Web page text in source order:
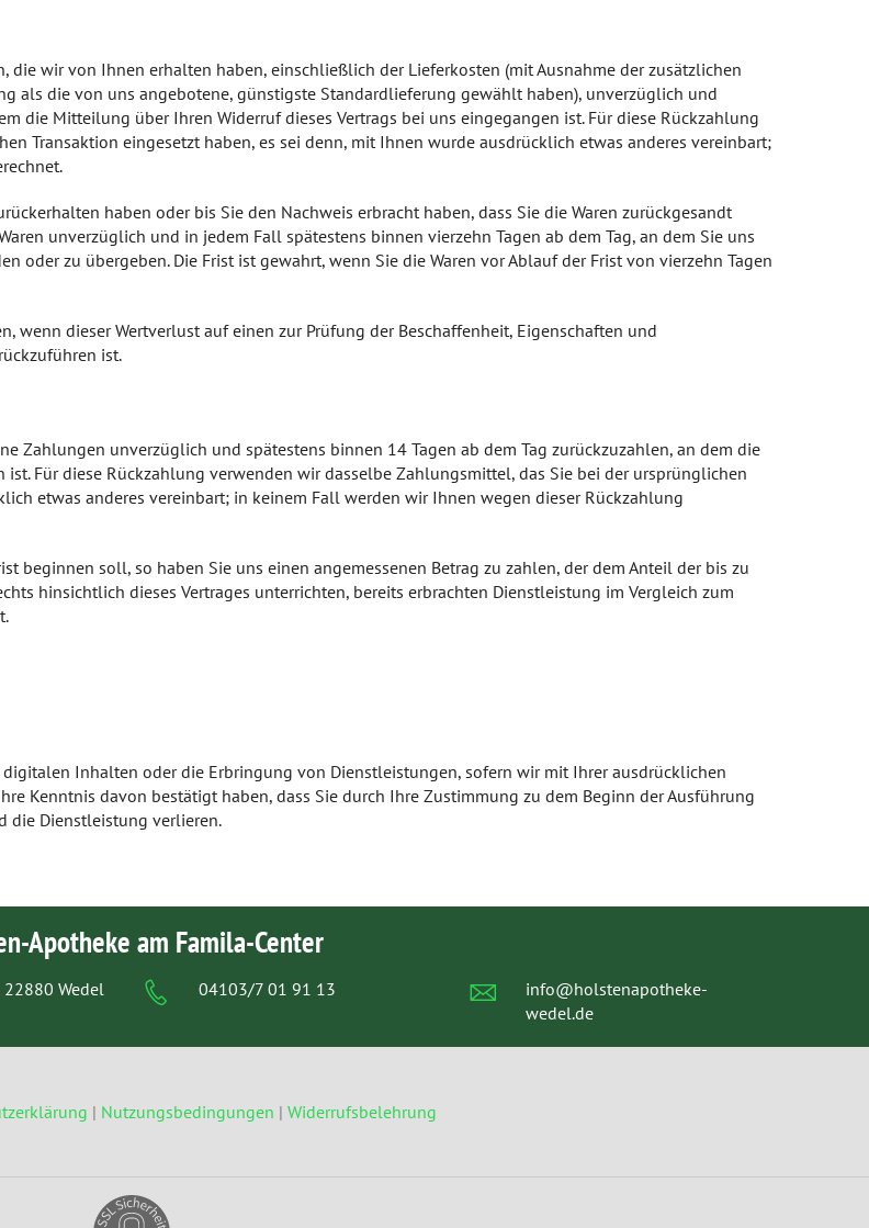
wir von Ihnen erhalten haben, einschließlich der Lieferkosten (mit Ausnahme der zusätzlichen
als die von uns angebotene, günstigste Standardlieferung gewählt haben), unverzüglich und
die Mitteilung über Ihren Widerruf dieses Vertrags bei uns eingegangen ist. Für diese Rückzahlung
Transaktion eingesetzt haben, es sei denn, mit Ihnen wurde ausdrücklich etwas anderes vereinbart;
haben oder bis Sie den Nachweis erbracht haben, dass Sie die Waren zurückgesandt
unverzüglich und in jedem Fall spätestens binnen vierzehn Tagen ab dem Tag, an dem Sie uns
oder zu übergeben. Die Frist ist gewahrt, wenn Sie die Waren vor Ablauf der Frist von vierzehn Tagen
wenn dieser Wertverlust auf einen zur Prüfung der Beschaffenheit, Eigenschaften und
ist.
Zahlungen unverzüglich und spätestens binnen 14 Tagen ab dem Tag zurückzuzahlen, an dem die
Für diese Rückzahlung verwenden wir dasselbe Zahlungsmittel, das Sie bei der ursprünglichen
etwas anderes vereinbart; in keinem Fall werden wir Ihnen wegen dieser Rückzahlung
beginnen soll, so haben Sie uns einen angemessenen Betrag zu zahlen, der dem Anteil der bis zu
hinsichtlich dieses Vertrages unterrichten, bereits erbrachten Dienstleistung im Vergleich zum
Inhalten oder die Erbringung von Dienstleistungen, sofern wir mit Ihrer ausdrücklichen
Kenntnis davon bestätigt haben, dass Sie durch Ihre Zustimmung zu dem Beginn der Ausführung
die Dienstleistung verlieren.
Apotheke am Famila-Center
22880 Wedel 04103/7 01 91 13
info@holstenapotheke-
wedel.de
| Nutzungsbedingungen | Widerrufsbelehrung